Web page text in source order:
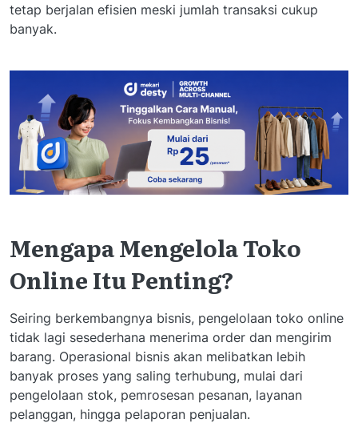
tetap berjalan efisien meski jumlah transaksi cukup
banyak.
Mengapa Mengelola Toko
Online Itu Penting?
Seiring berkembangnya bisnis, pengelolaan toko online
tidak lagi sesederhana menerima order dan mengirim
barang. Operasional bisnis akan melibatkan lebih
banyak proses yang saling terhubung, mulai dari
pengelolaan stok, pemrosesan pesanan, layanan
pelanggan, hingga pelaporan penjualan.